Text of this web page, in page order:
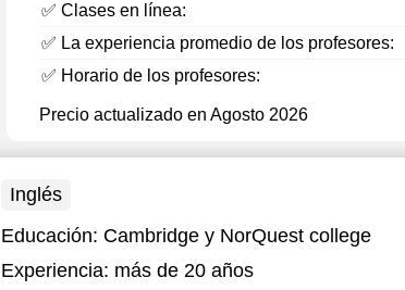
✅ Clases en línea:
✅ La experiencia promedio de los profesores:
✅ Horario de los profesores:
Precio actualizado en Agosto 2026
Inglés
Educación: Cambridge y NorQuest college
Experiencia: más de 20 años